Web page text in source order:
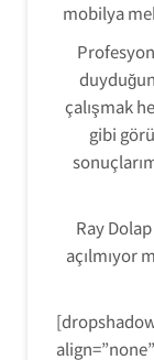
mobilya
çalışmak
gibi
Ray
açılmıyor
align=”none”